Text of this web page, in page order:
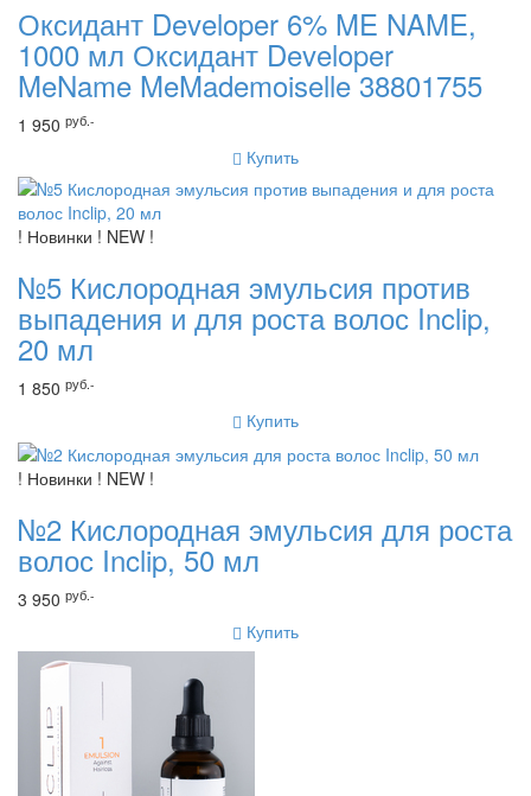
Оксидант Developer 6% ME NAME,
1000 мл Оксидант Developer
MeName MeMademoiselle 38801755
1 950 руб.-
Купить
! Новинки ! NEW !
№5 Кислородная эмульсия против
выпадения и для роста волос Inclip,
20 мл
1 850 руб.-
Купить
! Новинки ! NEW !
№2 Кислородная эмульсия для роста
волос Inclip, 50 мл
3 950 руб.-
Купить